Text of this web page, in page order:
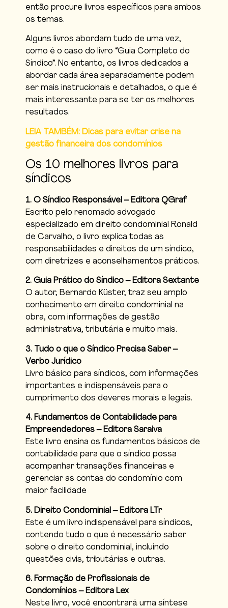
então procure livros específicos para ambos
os temas.
Alguns livros abordam tudo de uma vez,
como é o caso do livro “Guia Completo do
Síndico”. No entanto, os livros dedicados a
abordar cada área separadamente podem
ser mais instrucionais e detalhados, o que é
mais interessante para se ter os melhores
resultados.
LEIA TAMBÉM: Dicas para evitar crise na
gestão financeira dos condomínios
Os 10 melhores livros para
síndicos
1. O Síndico Responsável – Editora QGraf
Escrito pelo renomado advogado
especializado em direito condominial Ronald
de Carvalho, o livro explica todas as
responsabilidades e direitos de um síndico,
com diretrizes e aconselhamentos práticos.
2. Guia Prático do Síndico – Editora Sextante
O autor, Bernardo Küster, traz seu amplo
conhecimento em direito condominial na
obra, com informações de gestão
administrativa, tributária e muito mais.
3. Tudo o que o Síndico Precisa Saber –
Verbo Jurídico
Livro básico para síndicos, com informações
importantes e indispensáveis para o
cumprimento dos deveres morais e legais.
4. Fundamentos de Contabilidade para
Empreendedores – Editora Saraiva
Este livro ensina os fundamentos básicos de
contabilidade para que o síndico possa
acompanhar transações financeiras e
gerenciar as contas do condomínio com
maior facilidade
5. Direito Condominial – Editora LTr
Este é um livro indispensável para síndicos,
contendo tudo o que é necessário saber
sobre o direito condominial, incluindo
questões civis, tributárias e outras.
6. Formação de Profissionais de
Condomínios – Editora Lex
Neste livro, você encontrará uma síntese